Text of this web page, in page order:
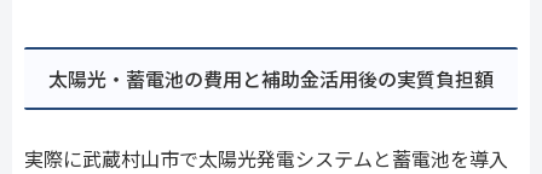
太陽光・蓄電池の費用と補助金活用後の実質負担額
実際に武蔵村山市で太陽光発電システムと蓄電池を導入